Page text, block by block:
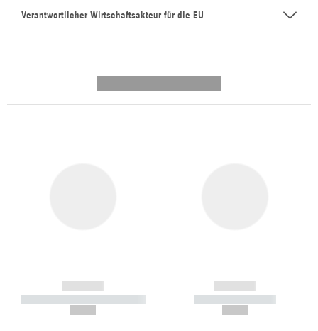
Verantwortlicher Wirtschaftsakteur für die EU
------------
----------- ----------- -----------
------------
----------- -----------